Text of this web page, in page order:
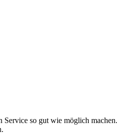
Service so gut wie möglich